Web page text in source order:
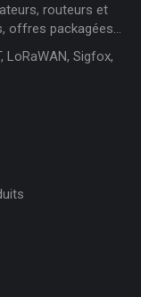
routeurs et
offres packagées…
LoRaWAN, Sigfox,